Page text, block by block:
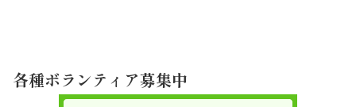
各種ボランティア募集中